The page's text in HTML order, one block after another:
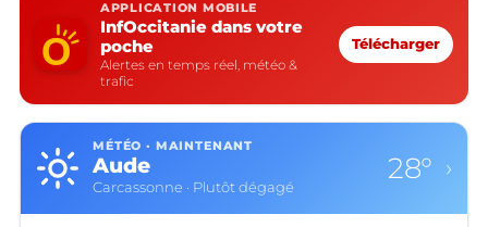
APPLICATION MOBILE
InfOccitanie dans votre
poche
Alertes en temps réel, météo &
trafic
Télécharger
MÉTÉO · MAINTENANT
Aude
Carcassonne · Plutôt dégagé
28° ›